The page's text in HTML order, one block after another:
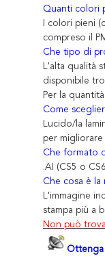
Quanti colori
I colori pieni
compreso il
Che tipo di
L'alta qualità
disponibile
Per la
Come
Lucido/la
per migliorare
Che formato
.AI (CS5 o
Che cosa è
L'immagine
stampa più a
Non può